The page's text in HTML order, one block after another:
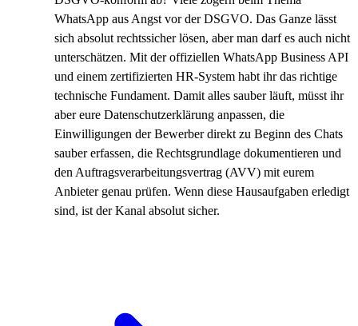
WhatsApp aus Angst vor der DSGVO. Das Ganze lässt
sich absolut rechtssicher lösen, aber man darf es auch nicht
unterschätzen. Mit der offiziellen WhatsApp Business API
und einem zertifizierten HR-System habt ihr das richtige
technische Fundament. Damit alles sauber läuft, müsst ihr
aber eure Datenschutzerklärung anpassen, die
Einwilligungen der Bewerber direkt zu Beginn des Chats
sauber erfassen, die Rechtsgrundlage dokumentieren und
den Auftragsverarbeitungsvertrag (AVV) mit eurem
Anbieter genau prüfen. Wenn diese Hausaufgaben erledigt
sind, ist der Kanal absolut sicher.